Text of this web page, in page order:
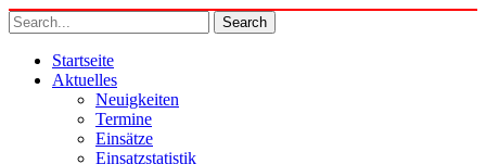
Startseite
Aktuelles
Neuigkeiten
Termine
Einsätze
Einsatzstatistik